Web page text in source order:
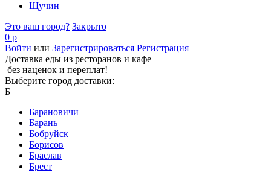
Щучин
Это ваш город? Закрыто
0 р
Войти или Зарегистрироваться Регистрация
Доставка еды из ресторанов и кафе
без наценок и переплат!
Выберите город доставки:
Б
Барановичи
Барань
Бобруйск
Борисов
Браслав
Брест